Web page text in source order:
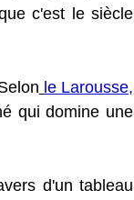
c'est le siècle
le Larousse,
qui domine une
d'un tableau